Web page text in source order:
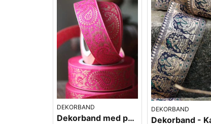
DEKORBAND
Dekorband med paisely - rosa
DEKORBAND